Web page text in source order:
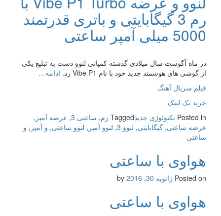
رم 3 گیگابایتی و باتری قدرتمند
5000 میلی آمپر ساعتی
در ماه آگوست سال میلادی گذشته کمپانی لنوو دست به تبلیغ یکی
از گوشی های هوشمند جدید خود با نام Vibe P1 زد.
ادامه…
فیلم سریال آهنگ
خرید بک لینک
Posted in تکنولوژی جدیدTagged رم, ساعتی 3 , عرضه آمپر ,
عرضه ساعتی, گیگابایتی, لنوو 3 , لنوو آمپر , لنوو ساعتی, و آمپر , و
ساعتی
هواوی با ساعتی
Posted on ژانویه 30, 2016
هواوی با ساعتی